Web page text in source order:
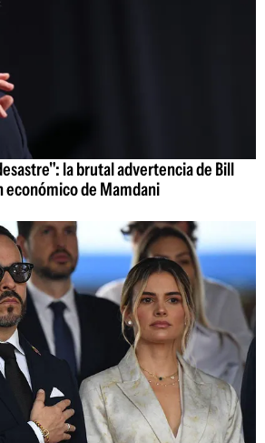
la brutal advertencia de Bill
económico de Mamdani